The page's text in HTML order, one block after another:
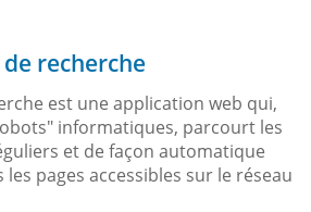
recherche
est une application web qui,
informatiques, parcourt les
et de façon automatique
pages accessibles sur le réseau